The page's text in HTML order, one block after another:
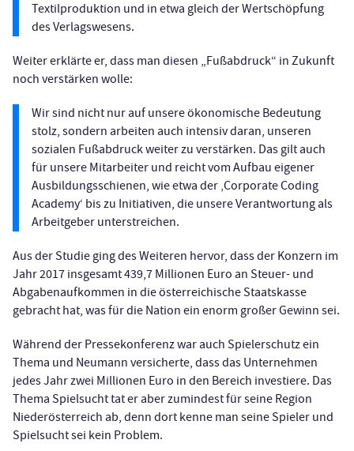
Textilproduktion und in etwa gleich der Wertschöpfung
des Verlagswesens.
Weiter erklärte er, dass man diesen „Fußabdruck“ in Zukunft
noch verstärken wolle:
Wir sind nicht nur auf unsere ökonomische Bedeutung
stolz, sondern arbeiten auch intensiv daran, unseren
sozialen Fußabdruck weiter zu verstärken. Das gilt auch
für unsere Mitarbeiter und reicht vom Aufbau eigener
Ausbildungsschienen, wie etwa der ‚Corporate Coding
Academy‘ bis zu Initiativen, die unsere Verantwortung als
Arbeitgeber unterstreichen.
Aus der Studie ging des Weiteren hervor, dass der Konzern im
Jahr 2017 insgesamt 439,7 Millionen Euro an Steuer- und
Abgabenaufkommen in die österreichische Staatskasse
gebracht hat, was für die Nation ein enorm großer Gewinn sei.
Während der Pressekonferenz war auch Spielerschutz ein
Thema und Neumann versicherte, dass das Unternehmen
jedes Jahr zwei Millionen Euro in den Bereich investiere. Das
Thema Spielsucht tat er aber zumindest für seine Region
Niederösterreich ab, denn dort kenne man seine Spieler und
Spielsucht sei kein Problem.